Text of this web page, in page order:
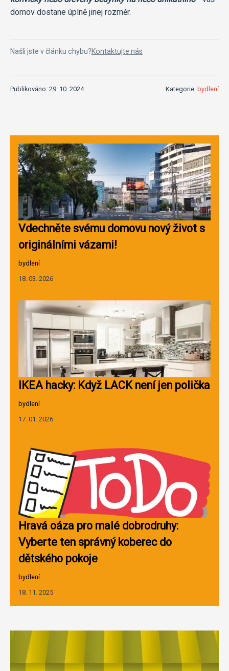
domov dostane úplně jinej rozměr.
Našli jste v článku chybu?Kontaktujte nás
Publikováno: 29. 10. 2024 Kategorie: bydlení
Vdechněte svému domovu nový život s
originálními vázami!
bydlení
18. 03. 2026
IKEA hacky: Když LACK není jen polička
bydlení
17. 01. 2026
Hravá oáza pro malé dobrodruhy:
Vyberte ten správný koberec do
dětského pokoje
bydlení
18. 11. 2025